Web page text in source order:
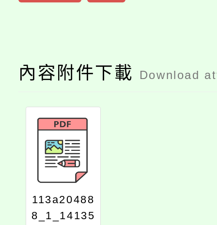
內容附件下載 Download
113a20488
8_1_14135